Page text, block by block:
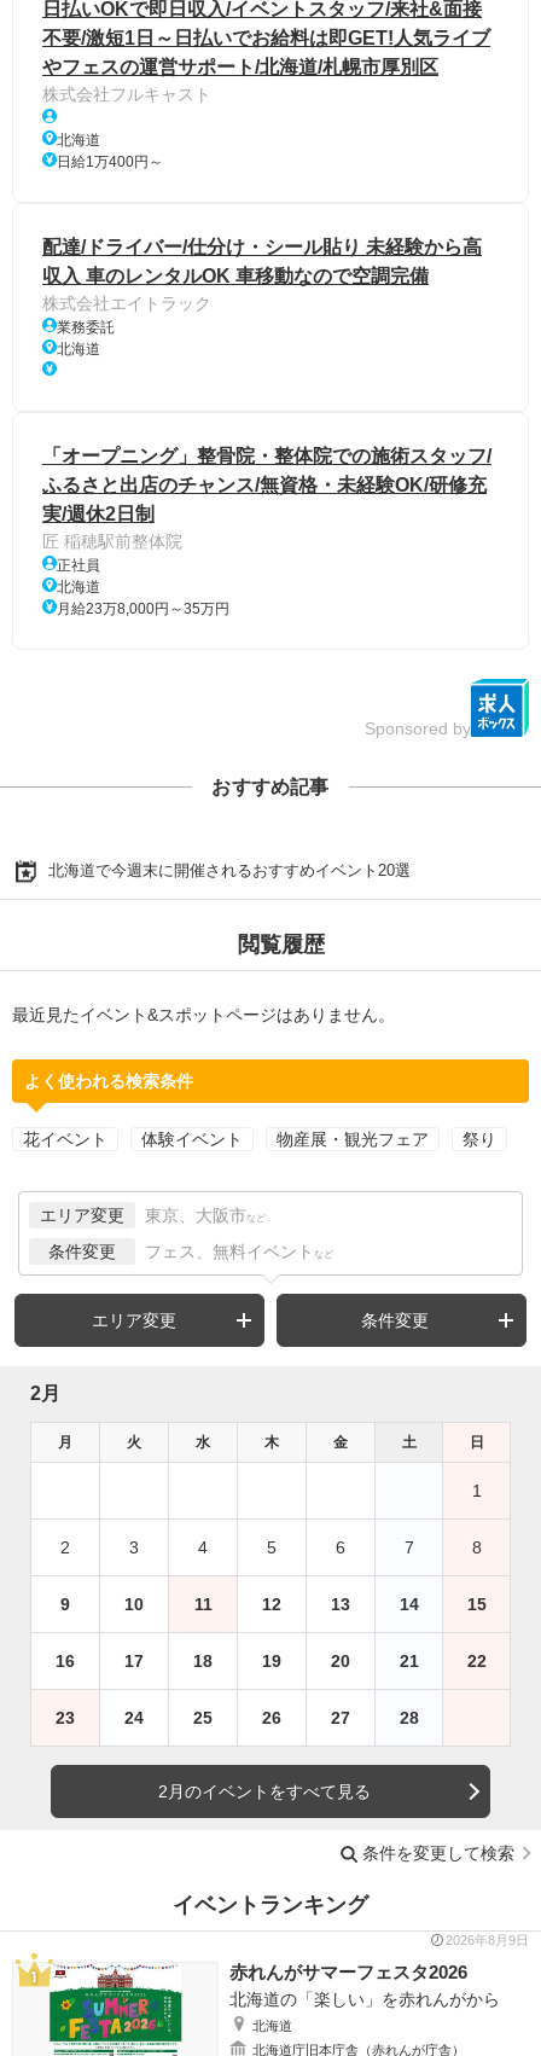
日払いOKで即日収入/イベントスタッフ/来社&面接
不要/激短1日～日払いでお給料は即GET!人気ライブ
やフェスの運営サポート/北海道/札幌市厚別区
株式会社フルキャスト
北海道
日給1万400円～
配達/ドライバー/仕分け・シール貼り 未経験から高
収入 車のレンタルOK 車移動なので空調完備
株式会社エイトラック
業務委託
北海道
「オープニング」整骨院・整体院での施術スタッフ/
ふるさと出店のチャンス/無資格・未経験OK/研修充
実/週休2日制
匠 稲穂駅前整体院
正社員
北海道
月給23万8,000円～35万円
Sponsored by
おすすめ記事
北海道で今週末に開催されるおすすめイベント20選
閲覧履歴
最近見たイベント&スポットページはありません。
よく使われる検索条件
花イベント 体験イベント 物産展・観光フェア 祭り
エリア変更 東京、大阪市 など
条件変更 フェス、無料イベント など
エリア変更 条件変更
2月
月 火 水 木 金 土 日
1
2 3 4 5 6 7 8
9 10 11 12 13 14 15
16 17 18 19 20 21 22
23 24 25 26 27 28
2月のイベントをすべて見る
条件を変更して検索
イベントランキング
2026年8月9日
赤れんがサマーフェスタ2026
北海道の「楽しい」を赤れんがから
北海道
北海道庁旧本庁舎（赤れんが庁舎）